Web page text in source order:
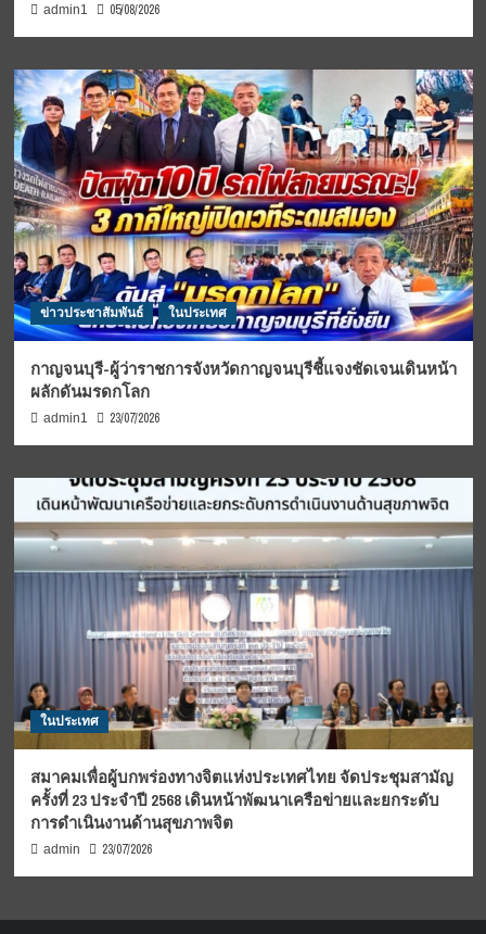
admin1 05/08/2026
ข่าวประชาสัมพันธ์ ในประเทศ
กาญจนบุรี-ผู้ว่าราชการจังหวัดกาญจนบุรีชี้แจงชัดเจนเดินหน้า
ผลักดันมรดกโลก
admin1 23/07/2026
ในประเทศ
สมาคมเพื่อผู้บกพร่องทางจิตแห่งประเทศไทย จัดประชุมสามัญ
ครั้งที่ 23 ประจำปี 2568 เดินหน้าพัฒนาเครือข่ายและยกระดับ
การดำเนินงานด้านสุขภาพจิต
admin 23/07/2026